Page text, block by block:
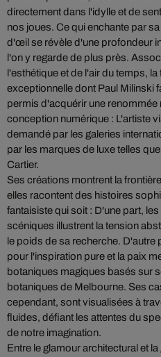
directement dans l'idylle et de
nos joues. Ce qui enchante par
d'œil se révèle d'une profondeur
l'on y regarde de plus près.
l'esthétique et de l'air du temps,
exceptionnelle dont Paul Milinski
permis d'acquérir une
conception numérique : L'artiste
demandé par les galeries
par les marques de luxe telles
Cartier.
Ses créations montrent la
elles racontent des histoires
fantaisiste qui soit : D'une part,
scéniques illustrent la tension
le poids de sa recherche. D'autre
pour l'inspiration pure et la paix
botaniques magiques basés sur
botaniques de Melbourne. Ses
cependant, sont visualisées à
fluides, défiant les attentes du
de notre imagination.
Entre le glamour architectural et